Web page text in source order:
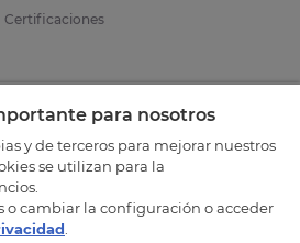
Certificaciones
para nosotros
y de terceros para mejorar nuestros
se utilizan para la
o cambiar la configuración o acceder